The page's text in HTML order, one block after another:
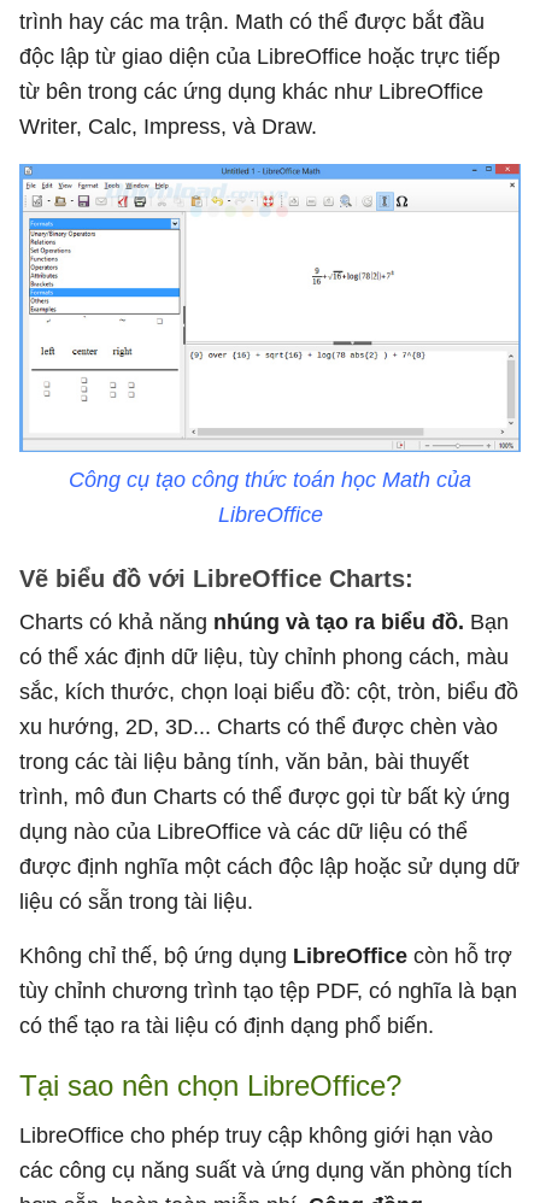
trình hay các ma trận. Math có thể được bắt đầu
độc lập từ giao diện của LibreOffice hoặc trực tiếp
từ bên trong các ứng dụng khác như LibreOffice
Writer, Calc, Impress, và Draw.
Công cụ tạo công thức toán học Math của
LibreOffice
Vẽ biểu đồ với LibreOffice Charts:
Charts có khả năng nhúng và tạo ra biểu đồ. Bạn
có thể xác định dữ liệu, tùy chỉnh phong cách, màu
sắc, kích thước, chọn loại biểu đồ: cột, tròn, biểu đồ
xu hướng, 2D, 3D... Charts có thể được chèn vào
trong các tài liệu bảng tính, văn bản, bài thuyết
trình, mô đun Charts có thể được gọi từ bất kỳ ứng
dụng nào của LibreOffice và các dữ liệu có thể
được định nghĩa một cách độc lập hoặc sử dụng dữ
liệu có sẵn trong tài liệu.
Không chỉ thế, bộ ứng dụng LibreOffice còn hỗ trợ
tùy chỉnh chương trình tạo tệp PDF, có nghĩa là bạn
có thể tạo ra tài liệu có định dạng phổ biến.
Tại sao nên chọn LibreOffice?
LibreOffice cho phép truy cập không giới hạn vào
các công cụ năng suất và ứng dụng văn phòng tích